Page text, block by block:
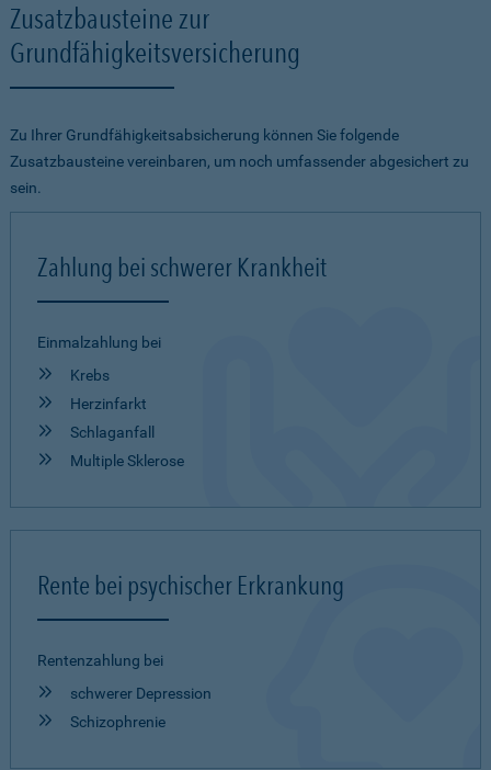
Zusatzbausteine zur
Grundfähigkeitsversicherung
Zu Ihrer Grundfähigkeitsabsicherung können Sie folgende
Zusatzbausteine vereinbaren, um noch umfassender abgesichert zu
sein.
Zahlung bei schwerer Krankheit
Einmalzahlung bei
Krebs
Herzinfarkt
Schlaganfall
Multiple Sklerose
Rente bei psychischer Erkrankung
Rentenzahlung bei
schwerer Depression
Schizophrenie